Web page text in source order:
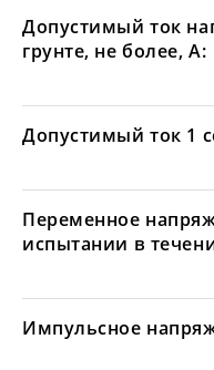
Допустимый ток
грунте, не более, А:
Допустимый ток 1
Переменное
испытании в
Импульсное